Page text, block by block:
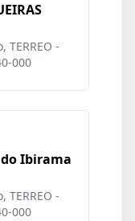
TERREO -
000
Ibirama
TERREO -
000